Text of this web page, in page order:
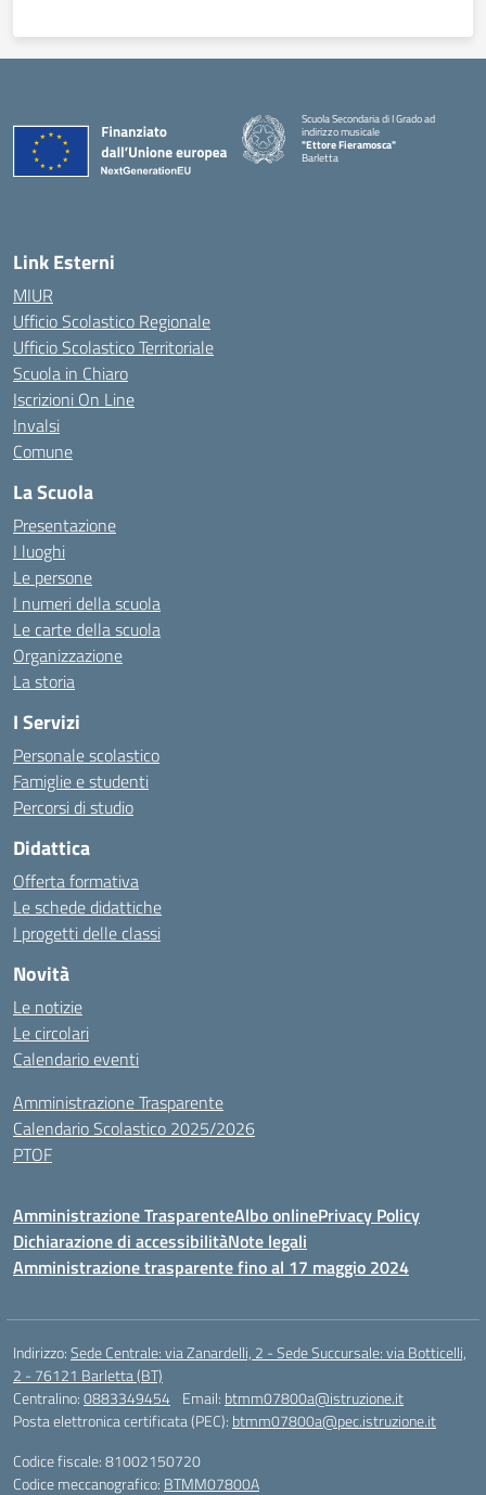
Scuola Secondaria di I Grado ad
indirizzo musicale
"Ettore Fieramosca"
Barletta
Link Esterni
MIUR
Ufficio Scolastico Regionale
Ufficio Scolastico Territoriale
Scuola in Chiaro
Iscrizioni On Line
Invalsi
Comune
La Scuola
Presentazione
I luoghi
Le persone
I numeri della scuola
Le carte della scuola
Organizzazione
La storia
I Servizi
Personale scolastico
Famiglie e studenti
Percorsi di studio
Didattica
Offerta formativa
Le schede didattiche
I progetti delle classi
Novità
Le notizie
Le circolari
Calendario eventi
Amministrazione Trasparente
Calendario Scolastico 2025/2026
PTOF
Amministrazione TrasparenteAlbo onlinePrivacy Policy
Dichiarazione di accessibilitàNote legali
Amministrazione trasparente fino al 17 maggio 2024
Indirizzo:Sede Centrale: via Zanardelli, 2 - Sede Succursale: via Botticelli,
2 - 76121 Barletta (BT)
Centralino:0883349454 Email: btmm07800a@istruzione.it
Posta elettronica certificata (PEC): btmm07800a@pec.istruzione.it
Codice fiscale: 81002150720
Codice meccanografico: BTMM07800A